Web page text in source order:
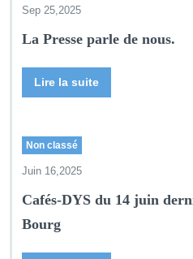
Sep 25,2025
La Presse parle de nous.
Lire la suite
Non classé
Juin 16,2025
Cafés-DYS du 14 juin
Bourg